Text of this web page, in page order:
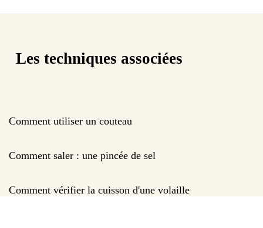
Les techniques associées
Comment utiliser un couteau
Comment saler : une pincée de sel
Comment vérifier la cuisson d'une volaille